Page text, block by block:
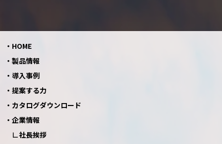
HOME
製品情報
導入事例
提案する力
カタログダウンロード
企業情報
社長挨拶